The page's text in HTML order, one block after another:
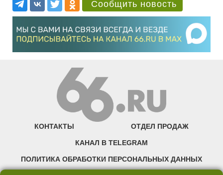
Сообщить новость
КОНТАКТЫ ОТДЕЛ ПРОДАЖ
КАНАЛ В TELEGRAM
ПОЛИТИКА ОБРАБОТКИ ПЕРСОНАЛЬНЫХ ДАННЫХ